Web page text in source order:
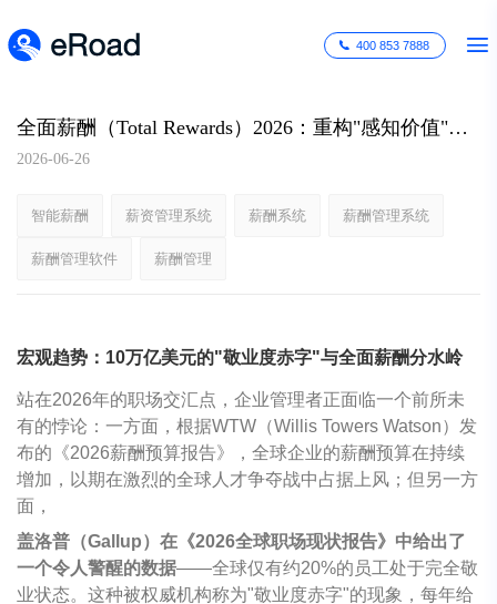
400 853 7888
全面薪酬（Total Rewards）2026：重构"感知价值"的组织主权
2026-06-26
智能薪酬 薪资管理系统 薪酬系统 薪酬管理系统
薪酬管理软件 薪酬管理
宏观趋势：10万亿美元的"敬业度赤字"与全面薪酬分水岭
站在2026年的职场交汇点，企业管理者正面临一个前所未
有的悖论：一方面，根据WTW（Willis Towers Watson）发
布的《2026薪酬预算报告》，全球企业的薪酬预算在持续
增加，以期在激烈的全球人才争夺战中占据上风；但另一方
面，
盖洛普（Gallup）在《2026全球职场现状报告》中给出了
一个令人警醒的数据——全球仅有约20%的员工处于完全敬
业状态。这种被权威机构称为"敬业度赤字"的现象，每年给